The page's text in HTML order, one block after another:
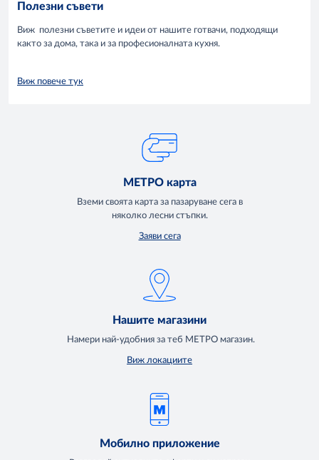
Полезни съвети
Виж полезни съветите и идеи от нашите готвачи, подходящи
както за дома, така и за професионалната кухня.
Виж повече тук
МЕТРО карта
Вземи своята карта за пазаруване сега в
няколко лесни стъпки.
Заяви сега
Нашите магазини
Намери най-удобния за теб МЕТРО магазин.
Виж локациите
Мобилно приложение